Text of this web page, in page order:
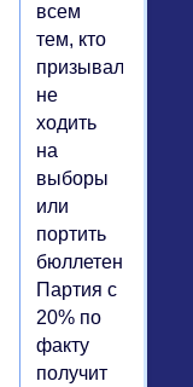
всем
тем, кто
призывал
не
ходить
на
выборы
или
портить
бюллетени).
Партия с
20% по
факту
получит